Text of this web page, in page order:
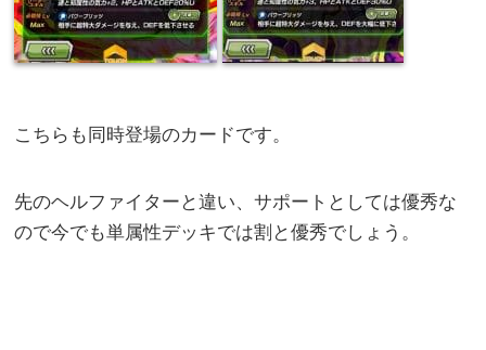
こちらも同時登場のカードです。
先のヘルファイターと違い、サポートとしては優秀な
ので今でも単属性デッキでは割と優秀でしょう。